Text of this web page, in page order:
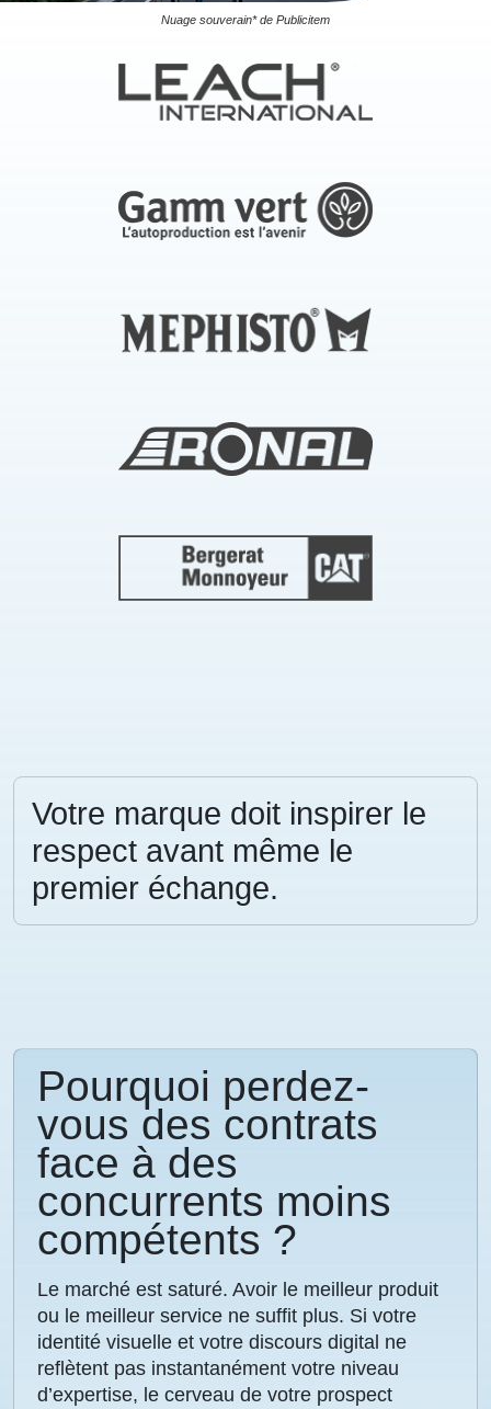
Nuage souverain* de Publicitem
Votre marque doit inspirer le
respect avant même le
premier échange.
Pourquoi perdez-
vous des contrats
face à des
concurrents moins
compétents ?
Le marché est saturé. Avoir le meilleur produit
ou le meilleur service ne suffit plus. Si votre
identité visuelle et votre discours digital ne
reflètent pas instantanément votre niveau
d’expertise, le cerveau de votre prospect